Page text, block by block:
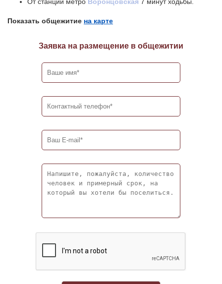
От станции метро Воронцовская 7 минут ходьбы.
Показать общежитие на карте
Заявка на размещение в общежитии